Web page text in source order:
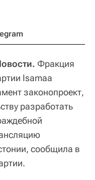
Фракция
Isamaa
законопроект,
разработать
сообщила в